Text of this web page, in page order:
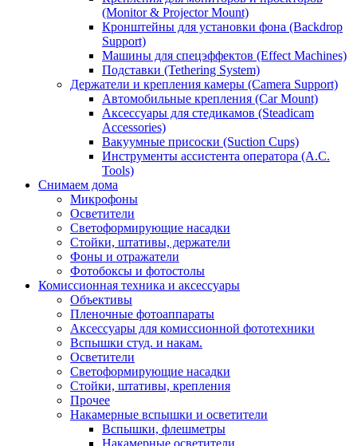
(Monitor & Projector Mount)
Кронштейны для установки фона (Backdrop
Support)
Машины для спецэффектов (Effect Machines)
Подставки (Tethering System)
Держатели и крепления камеры (Camera Support)
Автомобильные крепления (Car Mount)
Аксессуары для стедикамов (Steadicam
Accessories)
Вакуумные присоски (Suction Cups)
Инструменты ассистента оператора (A.C.
Tools)
Снимаем дома
Микрофоны
Осветители
Светоформирующие насадки
Стойки, штативы, держатели
Фоны и отражатели
Фотобоксы и фотостолы
Комиссионная техника и аксессуары
Объективы
Пленочные фотоаппараты
Аксессуары для комиссионной фототехники
Вспышки студ. и накам.
Осветители
Светоформирующие насадки
Стойки, штативы, крепления
Прочее
Накамерные вспышки и осветители
Вспышки, флешметры
Накамерные осветители